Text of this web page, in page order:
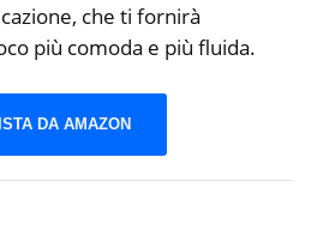
che ti fornirà
più comoda e più fluida.
DA AMAZON